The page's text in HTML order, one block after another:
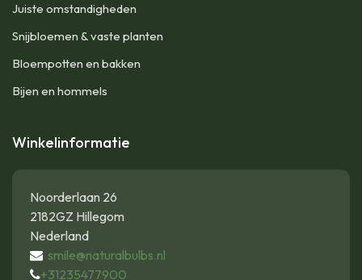
Juiste omstandigheden
Snijbloemen & vaste planten
Bloempotten en bakken
Bijen en hommels
Winkelinformatie
Noorderlaan 26
2182GZ Hillegom
Nederland
smile@naturalbulbs.nl
+31235477900